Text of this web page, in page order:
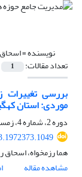
نویسنده =
تعداد مقالات: 1
بررسی تغییرات
موردی: استان
دوره 2، شماره 4، زمستان 1401، صفحه
هما رزمخواه، اسحاق
مشاهده مقاله